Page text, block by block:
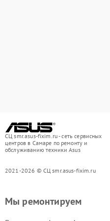
СЦ smr.asus-fixim.ru - сеть сервисных
центров в Самаре по ремонту и
обслуживанию техники Asus
2021-2026 © СЦ smr.asus-fixim.ru
Мы ремонтируем